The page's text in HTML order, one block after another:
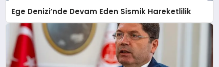
Ege Denizi’nde Devam Eden Sismik Hareketlilik